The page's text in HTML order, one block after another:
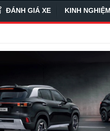
ĐÁNH GIÁ XE KINH